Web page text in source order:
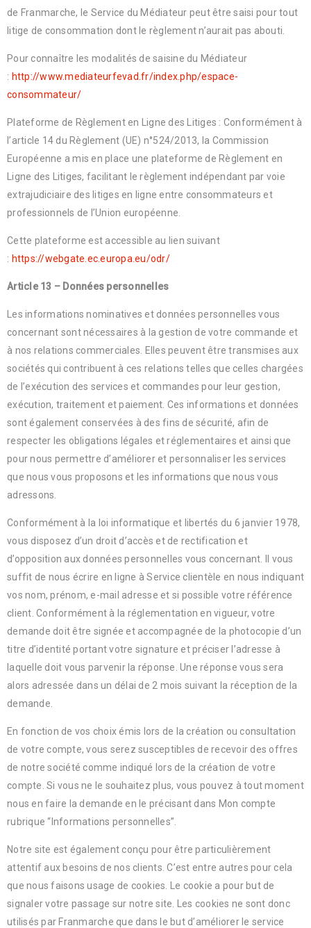
de Franmarche, le Service du Médiateur peut être saisi pour tout
litige de consommation dont le règlement n’aurait pas abouti.
Pour connaître les modalités de saisine du Médiateur
: http://www.mediateurfevad.fr/index.php/espace-
consommateur/
Plateforme de Règlement en Ligne des Litiges : Conformément à
l’article 14 du Règlement (UE) n°524/2013, la Commission
Européenne a mis en place une plateforme de Règlement en
Ligne des Litiges, facilitant le règlement indépendant par voie
extrajudiciaire des litiges en ligne entre consommateurs et
professionnels de l’Union européenne.
Cette plateforme est accessible au lien suivant
: https://webgate.ec.europa.eu/odr/
Article 13 – Données personnelles
Les informations nominatives et données personnelles vous
concernant sont nécessaires à la gestion de votre commande et
à nos relations commerciales. Elles peuvent être transmises aux
sociétés qui contribuent à ces relations telles que celles chargées
de l’exécution des services et commandes pour leur gestion,
exécution, traitement et paiement. Ces informations et données
sont également conservées à des fins de sécurité, afin de
respecter les obligations légales et réglementaires et ainsi que
pour nous permettre d’améliorer et personnaliser les services
que nous vous proposons et les informations que nous vous
adressons.
Conformément à la loi informatique et libertés du 6 janvier 1978,
vous disposez d’un droit d’accès et de rectification et
d’opposition aux données personnelles vous concernant. Il vous
suffit de nous écrire en ligne à Service clientèle en nous indiquant
vos nom, prénom, e-mail adresse et si possible votre référence
client. Conformément à la réglementation en vigueur, votre
demande doit être signée et accompagnée de la photocopie d’un
titre d’identité portant votre signature et préciser l’adresse à
laquelle doit vous parvenir la réponse. Une réponse vous sera
alors adressée dans un délai de 2 mois suivant la réception de la
demande.
En fonction de vos choix émis lors de la création ou consultation
de votre compte, vous serez susceptibles de recevoir des offres
de notre société comme indiqué lors de la création de votre
compte. Si vous ne le souhaitez plus, vous pouvez à tout moment
nous en faire la demande en le précisant dans Mon compte
rubrique “Informations personnelles”.
Notre site est également conçu pour être particulièrement
attentif aux besoins de nos clients. C’est entre autres pour cela
que nous faisons usage de cookies. Le cookie a pour but de
signaler votre passage sur notre site. Les cookies ne sont donc
utilisés par Franmarche que dans le but d’améliorer le service